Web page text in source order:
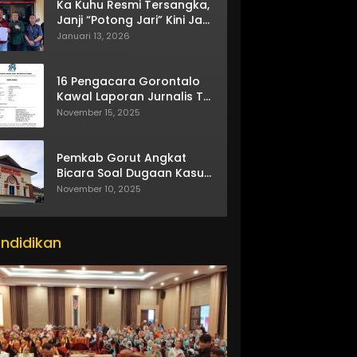
Ka Kuhu Resmi Tersangka,
Janji “Potong Jari” Kini Jadi
Bumerang
Januari 13, 2026
16 Pengacara Gorontalo
Kawal Laporan Jurnalis TV
One
November 15, 2025
Pemkab Gorut Angkat
Bicara Soal Dugaan Kasus
Asusila Oknum ASN
November 10, 2025